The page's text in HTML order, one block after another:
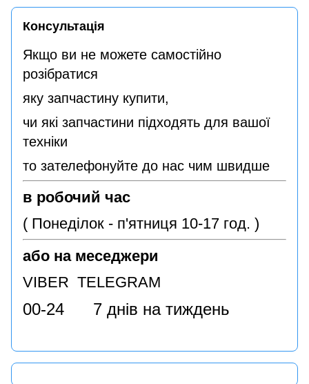
Консультація
Якщо ви не можете самостійно
розібратися
яку запчастину купити,
чи які запчастини підходять для вашої
техніки
то зателефонуйте до нас чим швидше
в робочий час
( Понеділок - п'ятниця 10-17 год. )
або на меседжери
VIBER TELEGRAM
00-24 7 днів на тиждень